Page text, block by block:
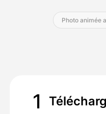
Photo animée
1